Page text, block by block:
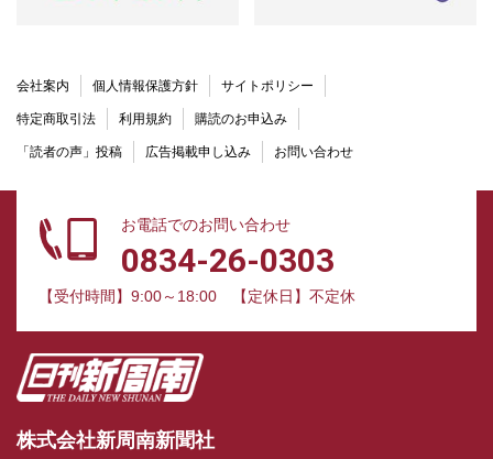
会社案内 個人情報保護方針 サイトポリシー
特定商取引法 利用規約 購読のお申込み
「読者の声」投稿 広告掲載申し込み お問い合わせ
お電話でのお問い合わせ
0834-26-0303
【受付時間】9:00～18:00 【定休日】不定休
株式会社新周南新聞社